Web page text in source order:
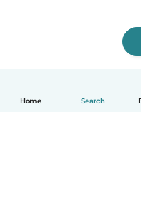
Home Search